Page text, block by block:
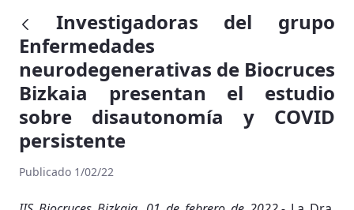
Investigadoras del grupo
Enfermedades
neurodegenerativas de Biocruces
Bizkaia presentan el estudio
sobre disautonomía y COVID
persistente
Publicado 1/02/22